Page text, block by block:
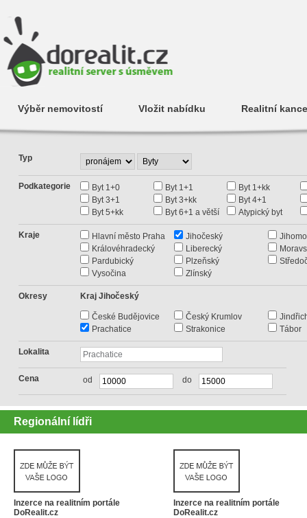
Výběr nemovitostí Vložit nabídku Realitní
Typ
Podkategorie Byt 1+0 Byt 1+1
Byt 1+kk
Byt 3+1
Byt 3+kk
Byt 4+1
Byt 5+kk
Byt 6+1 a větší Atypický byt
Kraje Hlavní město Praha Jihočeský
Královéhradecký
Liberecký
Pardubický
Plzeňský
Vysočina
Zlínský
Okresy Kraj Jihočeský
České Budějovice Český Krumlov
Prachatice
Strakonice Tábor
Lokalita
Cena od do
Regionální lídři
Inzerce na realitním portále
DoRealit.cz
Inzerce na realitním portále
DoRealit.cz